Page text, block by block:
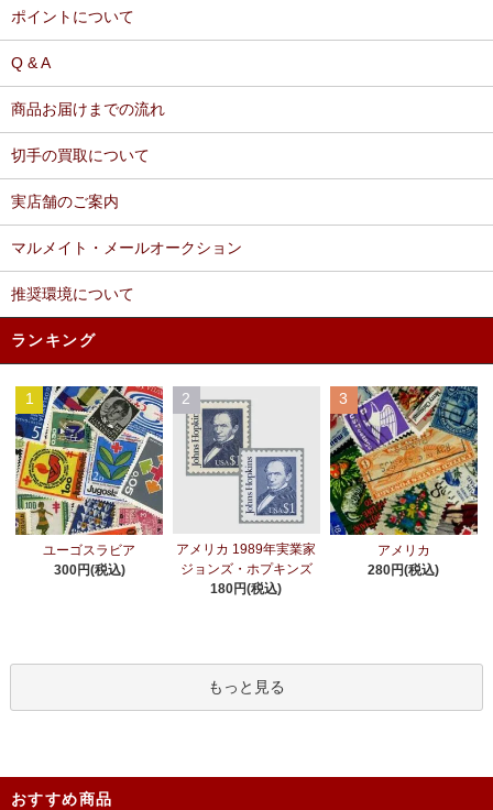
ポイントについて
Q & A
商品お届けまでの流れ
切手の買取について
実店舗のご案内
マルメイト・メールオークション
推奨環境について
ランキング
1
ユーゴスラビア
300円(税込)
2
アメリカ 1989年実業家
ジョンズ・ホプキンズ
180円(税込)
3
アメリカ
280円(税込)
もっと見る
おすすめ商品